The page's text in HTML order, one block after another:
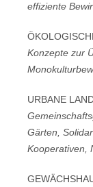
effiziente
Konzepte zur
URBANE
Gärten,
Kooperativen,